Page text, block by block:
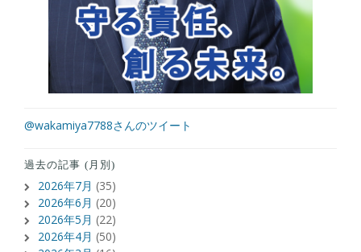
@wakamiya7788さんのツイート
過去の記事 (月別)
2026年7月 (35)
2026年6月 (20)
2026年5月 (22)
2026年4月 (50)